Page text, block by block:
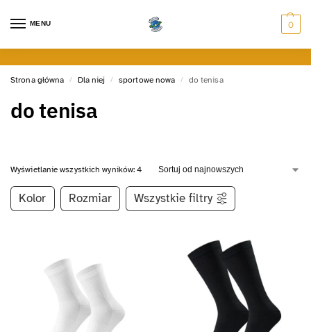
MENU 0
Strona główna / Dla niej / sportowe nowa / do tenisa
do tenisa
Wyświetlanie wszystkich wyników: 4
Kolor Rozmiar Wszystkie filtry